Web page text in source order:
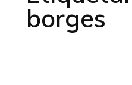
borges